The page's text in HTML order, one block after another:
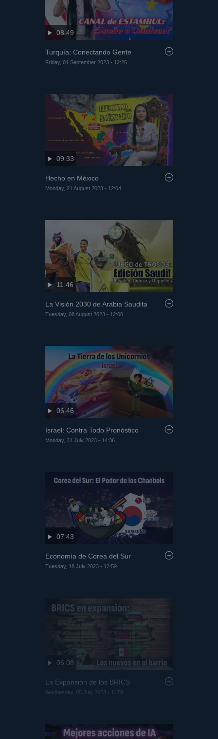
08:49
Turquía: Conectando Gente
Friday, 01 September 2023 - 12:26
09:33
Hecho en México
Monday, 21 August 2023 - 12:04
11:46
La Visión 2030 de Arabia Saudita
Tuesday, 08 August 2023 - 12:00
06:46
Israel: Contra Todo Pronóstico
Monday, 31 July 2023 - 14:36
07:43
Economía de Corea del Sur
Tuesday, 18 July 2023 - 12:59
06:08
La Expansión de los BRICS
Wednesday, 05 July 2023 - 11:59